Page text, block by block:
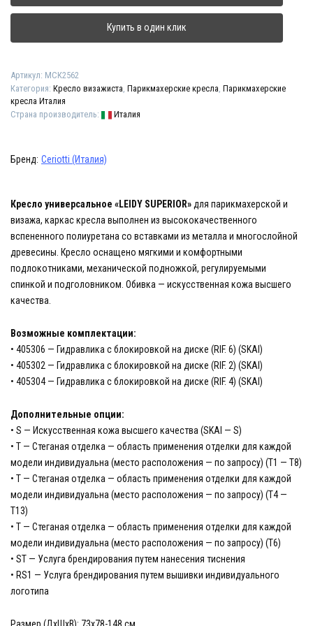
"LEIDY
SUPERIOR"
Купить в один клик
Артикул: МСК2562
Категория: Кресло визажиста Парикмахерские кресла Парикмахерские
кресла Италия
Страна производитель:
Италия
Бренд: Ceriotti (Италия)
Кресло универсальное «LEIDY SUPERIOR»для парикмахерской и
визажа, каркас кресла выполнен из высококачественного
вспененного полиуретана со вставками из металла и многослойной
древесины. Кресло оснащено мягкими и комфортными
подлокотниками, механической подножкой, регулируемыми
спинкой и подголовником. Обивка — искусственная кожа высшего
качества.
Возможные комплектации:
• 405306 — Гидравлика с блокировкой на диске (RIF. 6) (SKAI)
• 405302 — Гидравлика с блокировкой на диске (RIF. 2) (SKAI)
• 405304 — Гидравлика с блокировкой на диске (RIF. 4) (SKAI)
Дополнительные опции:
• S — Искусственная кожа высшего качества (SKAI — S)
• T — Стеганая отделка — область применения отделки для каждой
модели индивидуальна (место расположения — по запросу) (T1 — T8)
• T — Стеганая отделка — область применения отделки для каждой
модели индивидуальна (место расположения — по запросу) (T4 —
T13)
• T — Стеганая отделка — область применения отделки для каждой
модели индивидуальна (место расположения — по запросу) (T6)
• ST — Услуга брендирования путем нанесения тиснения
• RS1 — Услуга брендирования путем вышивки индивидуального
логотипа